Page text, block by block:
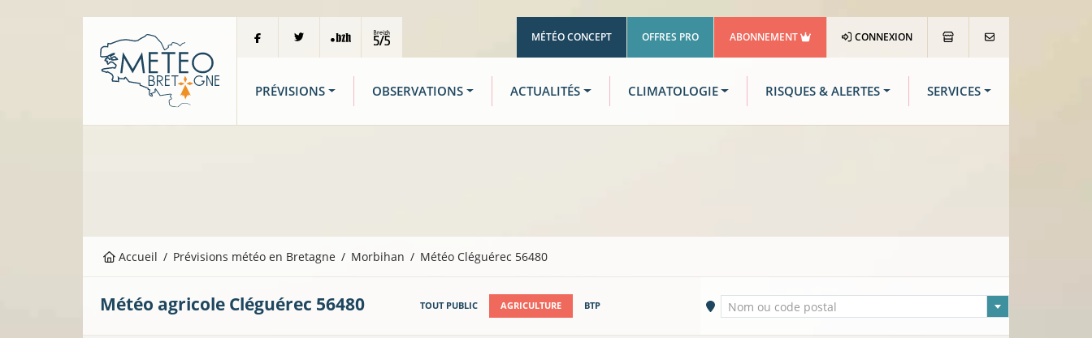
MÉTÉO CONCEPT OFFRES PRO ABONNEMENT CONNEXION
PRÉVISIONS OBSERVATIONS ACTUALITÉS CLIMATOLOGIE RISQUES & ALERTES SERVICES
Accueil Prévisions météo en Bretagne Morbihan Météo Cléguérec 56480
Météo agricole Cléguérec 56480 TOUT PUBLIC AGRICULTURE BTP Ville sélectionnée
Nom ou code postal